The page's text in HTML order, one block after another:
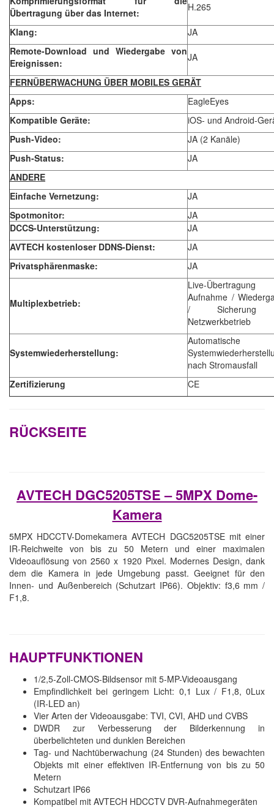
Übertragung über das Internet:
H.265
Klang:
JA
Remote-Download und Wiedergabe von
Ereignissen:
JA
FERNÜBERWACHUNG ÜBER MOBILES GERÄT
Apps:
EagleEyes
Kompatible Geräte:
iOS- und Android-
Push-Video:
JA (2 Kanäle)
Push-Status:
JA
ANDERE
Einfache Vernetzung:
JA
Spotmonitor:
JA
DCCS-Unterstützung:
JA
AVTECH kostenloser DDNS-Dienst:
JA
Privatsphärenmaske:
JA
Multiplexbetrieb:
Live-
Aufnahme /
/
Netzwerkbetrieb
Systemwiederherstellung:
Automatische
nach Stromausfall
Zertifizierung
CE
RÜCKSEITE
AVTECH DGC5205TSE – 5MPX Dome-
Kamera
5MPX HDCCTV-Domekamera AVTECH DGC5205TSE mit einer
IR-Reichweite von bis zu 50 Metern und einer maximalen
Videoauflösung von 2560 x 1920 Pixel. Modernes Design, dank
dem die Kamera in jede Umgebung passt. Geeignet für den
Innen- und Außenbereich (Schutzart IP66). Objektiv: f3,6 mm /
F1,8.
HAUPTFUNKTIONEN
1/2,5-Zoll-CMOS-Bildsensor mit 5-MP-Videoausgang
Empfindlichkeit bei geringem Licht: 0,1 Lux / F1,8, 0Lux
(IR-LED an)
Vier Arten der Videoausgabe: TVI, CVI, AHD und CVBS
DWDR zur Verbesserung der Bilderkennung in
überbelichteten und dunklen Bereichen
Tag- und Nachtüberwachung (24 Stunden) des bewachten
Objekts mit einer effektiven IR-Entfernung von bis zu 50
Metern
Schutzart IP66
Kompatibel mit AVTECH HDCCTV DVR-Aufnahmegeräten